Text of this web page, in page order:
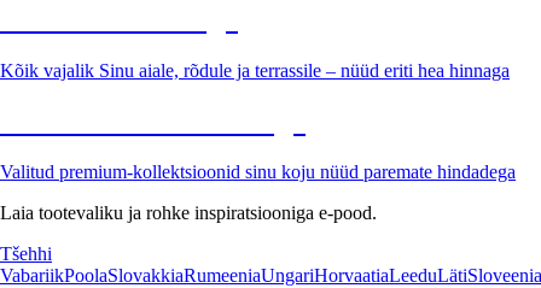
Kõik vajalik Sinu aiale, rõdule ja terrassile – nüüd eriti hea hinnaga
Valitud premium-kollektsioonid sinu koju nüüd paremate hindadega
Laia tootevaliku ja rohke inspiratsiooniga e-pood.
Tšehhi
VabariikPoolaSlovakkiaRumeeniaUngariHorvaatiaLeeduLätiSloveenia